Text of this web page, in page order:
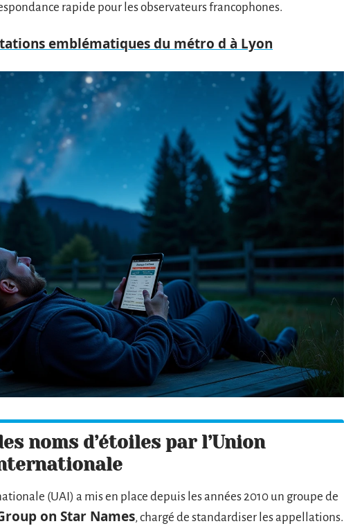
rapide pour les observateurs francophones.
emblématiques du métro d à Lyon
noms d’étoiles par l’Union
(UAI) a mis en place depuis les années 2010 un groupe de
on Star Names, chargé de standardiser les appellations.